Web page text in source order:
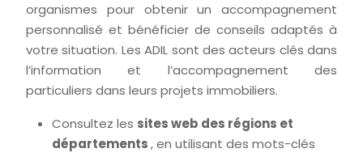
organismes pour obtenir un accompagnement
personnalisé et bénéficier de conseils adaptés à
votre situation. Les ADIL sont des acteurs clés dans
l’information et l’accompagnement des
particuliers dans leurs projets immobiliers.
Consultez les sites web des régions et
départements, en utilisant des mots-clés